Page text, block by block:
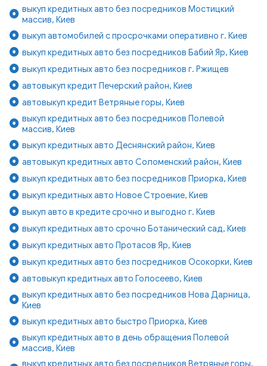
выкуп кредитных авто без посредников Мостицкий
массив, Киев
выкуп автомобилей с просрочками оперативно г. Киев
выкуп кредитных авто без посредников Бабий Яр, Киев
выкуп кредитных авто без посредников г. Ржищев
автовыкуп кредит Печерский район, Киев
автовыкуп кредит Ветряные горы, Киев
выкуп кредитных авто без посредников Полевой
массив, Киев
выкуп кредитных авто Деснянский район, Киев
автовыкуп кредитных авто Соломенский район, Киев
выкуп кредитных авто без посредников Приорка, Киев
выкуп кредитных авто Новое Строение, Киев
выкуп авто в кредите срочно и выгодно г. Киев
выкуп кредитных авто срочно Ботанический сад, Киев
выкуп кредитных авто Протасов Яр, Киев
выкуп кредитных авто без посредников Осокорки, Киев
автовыкуп кредитных авто Голосеево, Киев
выкуп кредитных авто без посредников Нова Дарница,
Киев
выкуп кредитных авто быстро Приорка, Киев
выкуп кредитных авто в день обращения Полевой
массив, Киев
выкуп кредитных авто без посредников Ветряные горы,